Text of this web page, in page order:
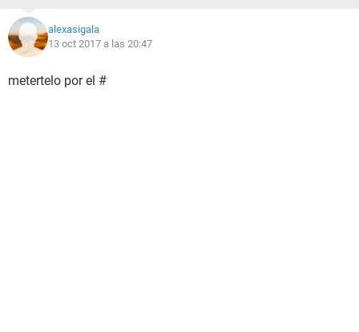
alexasigala
13 oct 2017 a las 20:47
metertelo por el #